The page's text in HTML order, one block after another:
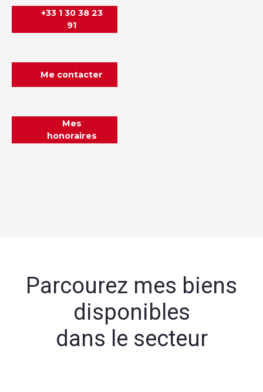
+33 1 30 38 23
91
Me contacter
Mes
honoraires
Parcourez mes biens
disponibles
dans le secteur